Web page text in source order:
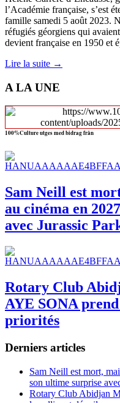
l’Académie française, s’est
famille samedi 5 août 2023.
réfugiés géorgiens qui
devient française en 1950 et
Lire la suite →
A LA UNE
100%Culture utges med bidrag från
Sam Neill est
au cinéma en
avec Jurassic
Rotary Club
AYE SONA
priorités
Derniers articles
Sam Neill est mort,
son ultime surprise
Rotary Club Abidjan